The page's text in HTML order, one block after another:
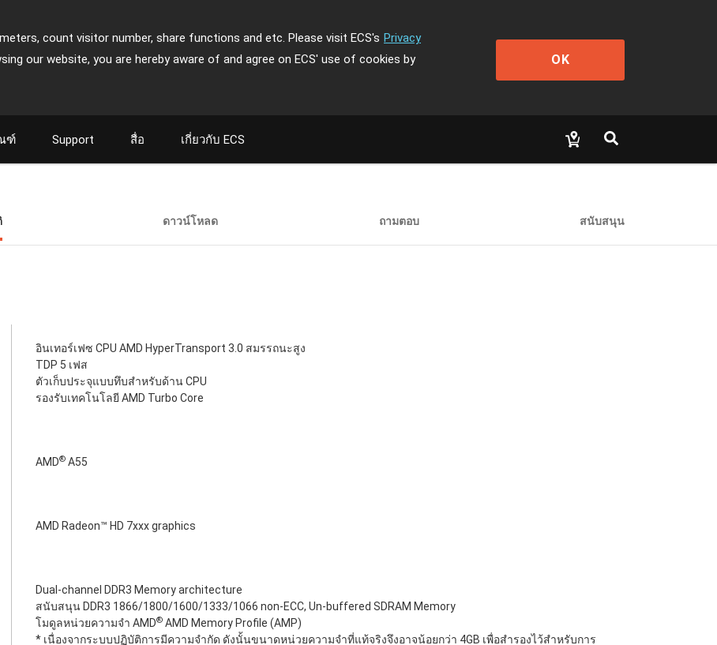
count visitor number, share functions and etc. Please visit ECS's Privacy
our website, you are hereby aware of and agree on ECS' use of cookies by
OK
ฑ์ Support สื่อ เกี่ยวกับ ECS
ดาวน์โหลด ถามตอบ สนับสนุน
อินเทอร์เฟซ CPU AMD HyperTransport 3.0 สมรรถนะสูง
TDP 5 เฟส
ตัวเก็บประจุแบบทึบสำหรับด้าน CPU
รองรับเทคโนโลยี AMD Turbo Core
AMD® A55
AMD Radeon™ HD 7xxx graphics
Dual-channel DDR3 Memory architecture
สนับสนุน DDR3 1866/1800/1600/1333/1066 non-ECC, Un-buffered SDRAM Memory
โมดูลหน่วยความจำ AMD® AMD Memory Profile (AMP)
* เนื่องจากระบบปฏิบัติการมีความจำกัด ดังนั้นขนาดหน่วยความจำที่แท้จริงจึงอาจน้อยกว่า 4GB เพื่อสำรองไว้สำหรับการ